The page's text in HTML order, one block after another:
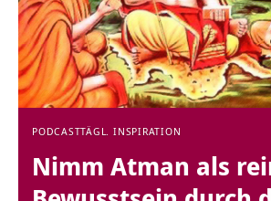
PODCASTTÄGL. INSPIRATION
Nimm Atman als